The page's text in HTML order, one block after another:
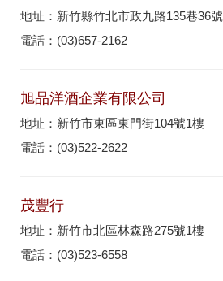
地址：新竹縣竹北市政九路135巷36號
電話：(03)657-2162
旭品洋酒企業有限公司
地址：新竹市東區東門街104號1樓
電話：(03)522-2622
茂豐行
地址：新竹市北區林森路275號1樓
電話：(03)523-6558